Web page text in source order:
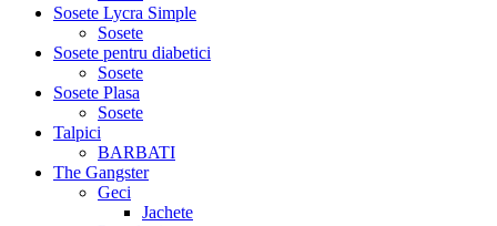
Sosete Lycra Simple
Sosete
Sosete pentru diabetici
Sosete
Sosete Plasa
Sosete
Talpici
BARBATI
The Gangster
Geci
Jachete